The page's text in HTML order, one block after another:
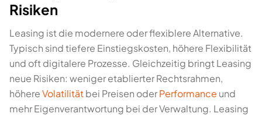
Risiken
Leasing ist die modernere oder flexiblere Alternative.
Typisch sind tiefere Einstiegskosten, höhere Flexibilität
und oft digitalere Prozesse. Gleichzeitig bringt Leasing
neue Risiken: weniger etablierter Rechtsrahmen,
höhereVolatilitätbei Preisen oderPerformance und
mehr Eigenverantwortung bei der Verwaltung. Leasing